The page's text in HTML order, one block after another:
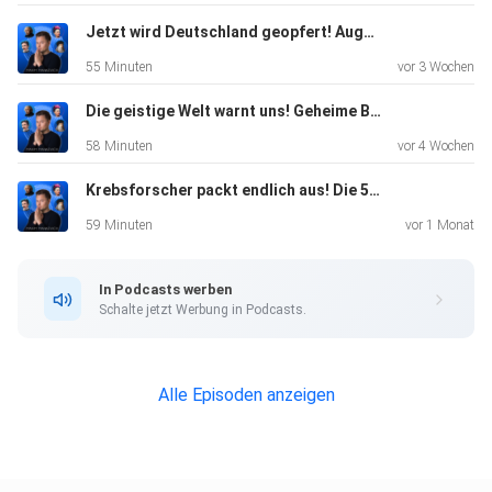
ariel.com/
Jetzt wird Deutschland geopfert! Augenzeuge packt aus: Was an der Front wirklich geschieht... | Patrik Baab
55 Minuten vor 3 Wochen
Die geistige Welt warnt uns! Geheime Botschaft der Plejaden?! | Pavlina Klemm
58 Minuten vor 4 Wochen
Krebsforscher packt endlich aus! Die 5 größten Krebs-Auslöser | Lothar Hirneise
59 Minuten vor 1 Monat
In Podcasts werben
Schalte jetzt Werbung in Podcasts.
Alle Episoden anzeigen